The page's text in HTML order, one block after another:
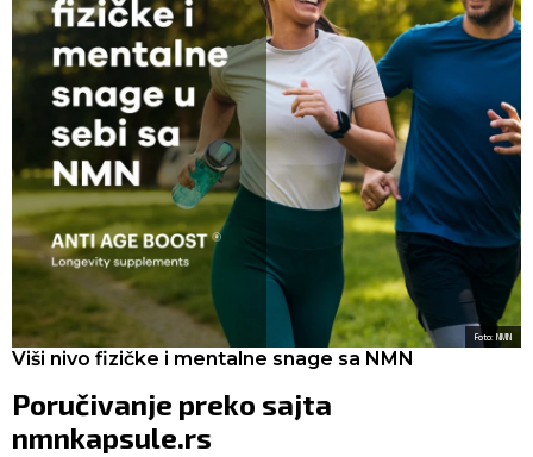
Foto: NMN
Viši nivo fizičke i mentalne snage sa NMN
Poručivanje preko sajta
nmnkapsule.rs